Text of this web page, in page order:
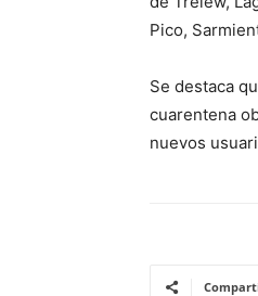
Pico,
Se destaca
cuarentena
nuevos